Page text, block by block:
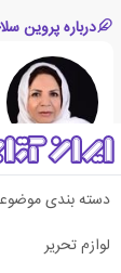
دسته بندی
لوازم تحریر
درباره پروین
علوم انسانی-
نقد ادبی،